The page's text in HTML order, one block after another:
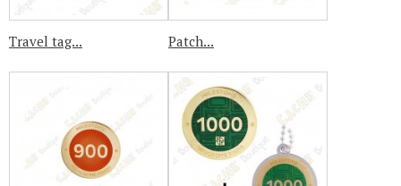
Travel tag... Patch...